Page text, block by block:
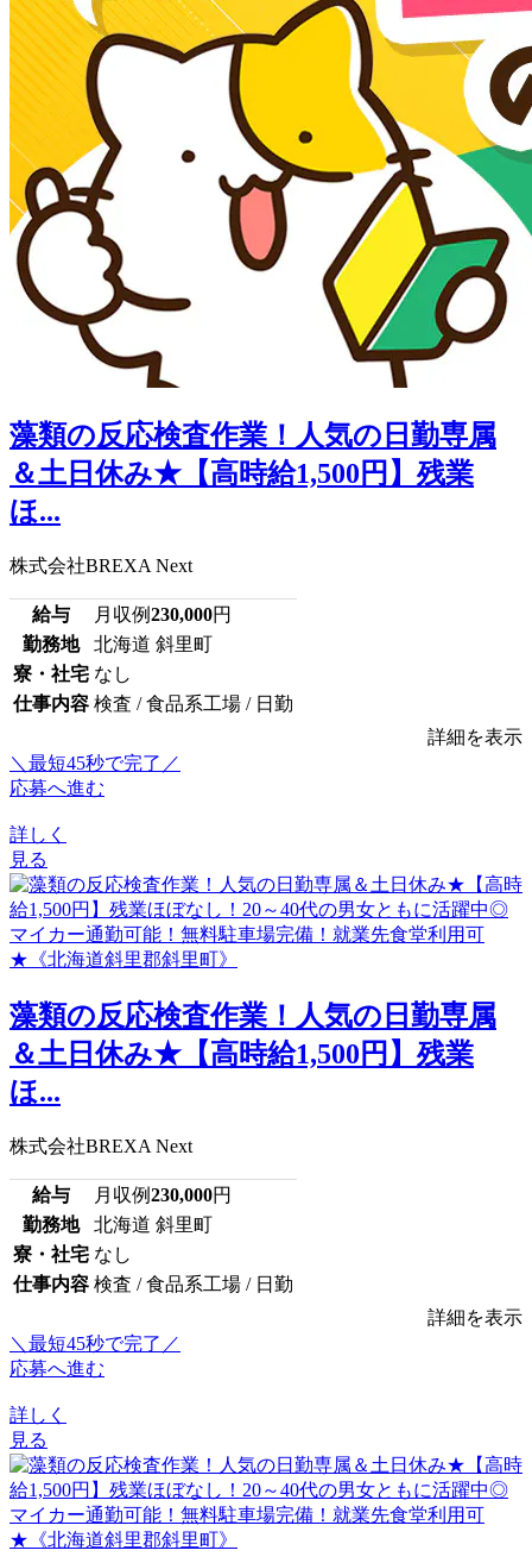
藻類の反応検査作業！人気の日勤専属
＆土日休み★【高時給1,500円】残業
ほ...
株式会社BREXA Next
給与 月収例230,000円
勤務地
北海道 斜里町
寮・社宅 なし
仕事内容 検査 / 食品系工場 / 日勤
詳細を表示
＼最短45秒で完了／
応募へ進む
詳しく
見る
藻類の反応検査作業！人気の日勤専属
＆土日休み★【高時給1,500円】残業
ほ...
株式会社BREXA Next
給与 月収例230,000円
勤務地
北海道 斜里町
寮・社宅 なし
仕事内容 検査 / 食品系工場 / 日勤
詳細を表示
＼最短45秒で完了／
応募へ進む
詳しく
見る